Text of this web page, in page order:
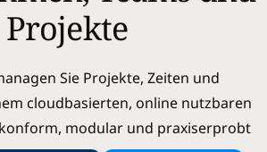
Projekte
Sie Projekte, Zeiten und
cloudbasierten, online nutzbaren
konform, modular und praxiserprobt